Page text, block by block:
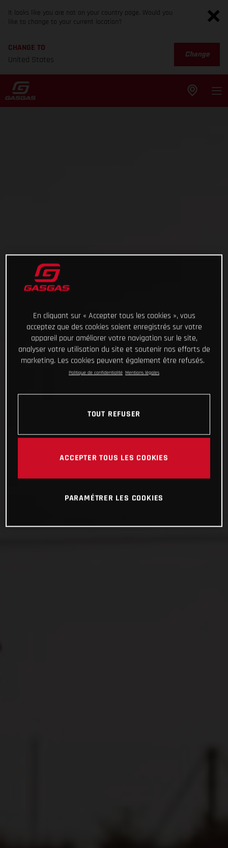
It looks like you are not on your country page. Would you
like to change to your current location?
CHANGE TO
United States
Change
En cliquant sur « Accepter tous les cookies », vous
acceptez que des cookies soient enregistrés sur votre
appareil pour améliorer votre navigation sur le site,
analyser votre utilisation du site et soutenir nos efforts de
marketing. Les cookies peuvent également être refusés.
Politique de confidentialité Mentions légales
TOUT REFUSER
ACCEPTER TOUS LES COOKIES
PARAMÉTRER LES COOKIES